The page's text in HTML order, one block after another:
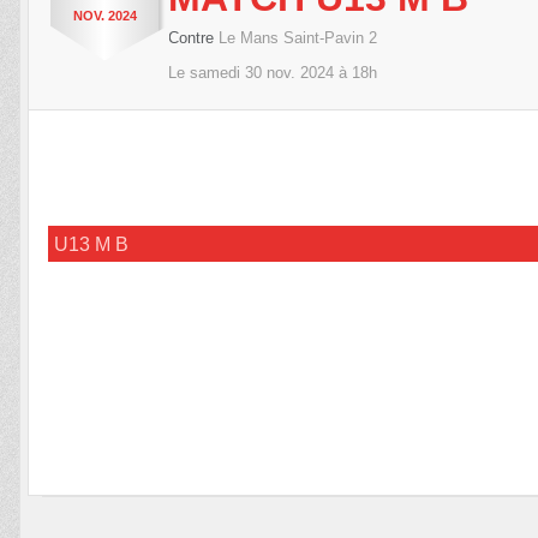
NOV. 2024
Contre Le Mans Saint-Pavin 2
Le samedi 30 nov. 2024 à 18h
U13 M B